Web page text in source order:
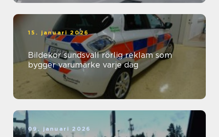
15. januari 2026
Bildekor sundsvall rörlig reklam som
bygger varumärke varje dag
09. januari 2026